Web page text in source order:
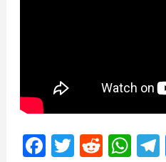
Facebook
Twitter